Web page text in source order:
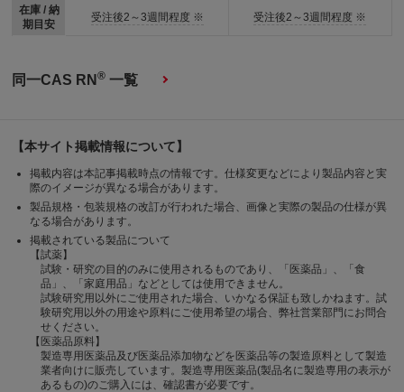
在庫 / 納
期目安
受注後2～3週間程度 ※ 受注後2～3週間程度 ※
同一CAS RN® 一覧
【本サイト掲載情報について】
掲載内容は本記事掲載時点の情報です。仕様変更などにより製品内容と実
際のイメージが異なる場合があります。
製品規格・包装規格の改訂が行われた場合、画像と実際の製品の仕様が異
なる場合があります。
掲載されている製品について
【試薬】
試験・研究の目的のみに使用されるものであり、「医薬品」、「食
品」、「家庭用品」などとしては使用できません。
試験研究用以外にご使用された場合、いかなる保証も致しかねます。試
験研究用以外の用途や原料にご使用希望の場合、弊社営業部門にお問合
せください。
【医薬品原料】
製造専用医薬品及び医薬品添加物などを医薬品等の製造原料として製造
業者向けに販売しています。製造専用医薬品(製品名に製造専用の表示が
あるもの)のご購入には、確認書が必要です。